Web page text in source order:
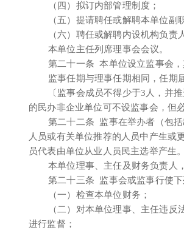
（四）拟订内部管理制度；
（五）提请聘任或解聘本单位副
（六）聘任或解聘内设机构负责
本单位主任列席理事会会议。
第二十一条 本单位设立监事会，
监事任期与理事任期相同，任期
〔监事会成员不得少于3人，并
的民办非企业单位可不设监事会，但
第二十二条 监事在举办者（包
人员或有关单位推荐的人员中产生或
员代表由单位从业人员民主选举产生。
本单位理事、主任及财务负责人
第二十三条 监事会或监事行使下
（一）检查本单位财务；
（二）对本单位理事、主任违反
进行监督；